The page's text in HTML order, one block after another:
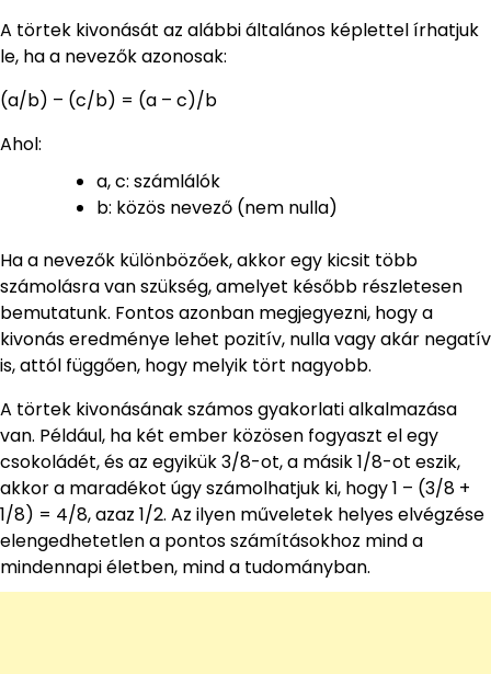
A törtek kivonását az alábbi általános képlettel írhatjuk
le, ha a nevezők azonosak:
(a/b) – (c/b) = (a – c)/b
Ahol:
a, c: számlálók
b: közös nevező (nem nulla)
Ha a nevezők különbözőek, akkor egy kicsit több
számolásra van szükség, amelyet később részletesen
bemutatunk. Fontos azonban megjegyezni, hogy a
kivonás eredménye lehet pozitív, nulla vagy akár negatív
is, attól függően, hogy melyik tört nagyobb.
A törtek kivonásának számos gyakorlati alkalmazása
van. Például, ha két ember közösen fogyaszt el egy
csokoládét, és az egyikük 3/8-ot, a másik 1/8-ot eszik,
akkor a maradékot úgy számolhatjuk ki, hogy 1 – (3/8 +
1/8) = 4/8, azaz 1/2. Az ilyen műveletek helyes elvégzése
elengedhetetlen a pontos számításokhoz mind a
mindennapi életben, mind a tudományban.